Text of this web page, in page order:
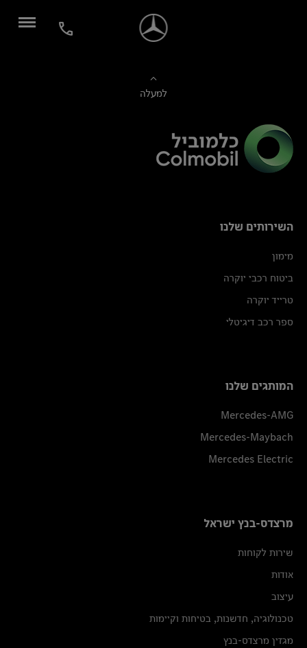
למעלה
השירותים שלנו
מימון
ביטוח רכבי יוקרה
טרייד יוקרה
ספר רכב דיגיטלי
המותגים שלנו
Mercedes-AMG
Mercedes-Maybach
Mercedes Electric
מרצדס-בנץ ישראל
שירות לקוחות
אודות
עיצוב
טכנולוגיה, חדשנות, בטיחות וקיימות
מגזין מרצדס-בנץ